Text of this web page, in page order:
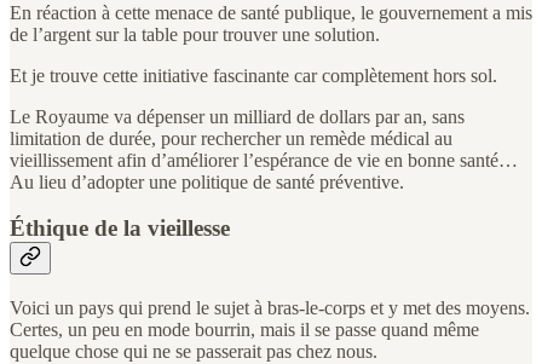
En réaction à cette menace de santé publique, le gouvernement a mis
de l’argent sur la table pour trouver une solution.
Et je trouve cette initiative fascinante car complètement hors sol.
Le Royaume va dépenser un milliard de dollars par an, sans
limitation de durée, pour rechercher un remède médical au
vieillissement afin d’améliorer l’espérance de vie en bonne santé…
Au lieu d’adopter une politique de santé préventive.
Éthique de la vieillesse
Voici un pays qui prend le sujet à bras-le-corps et y met des moyens.
Certes, un peu en mode bourrin, mais il se passe quand même
quelque chose qui ne se passerait pas chez nous.